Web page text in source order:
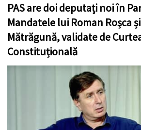
PAS are doi deputați noi în
Mandatele lui Roman Roșca
Mătrăgună, validate de
Constituțională